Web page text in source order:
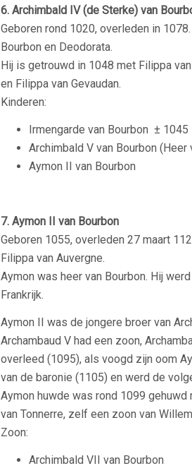
6. Archimbald IV (de Sterke) van
Geboren rond 1020, overleden in
Bourbon en Deodorata.
Hij is getrouwd in 1048 met Filippa
en Filippa van Gevaudan.
Kinderen:
Irmengarde van Bourbon ± 1045
Archimbald V van Bourbon (Heer
Aymon II van Bourbon
7. Aymon II van Bourbon
Geboren 1055, overleden 27 maart
Filippa van Auvergne.
Aymon was heer van Bourbon. Hij
Frankrijk.
Aymon II was de jongere broer van
Archambaud V had een zoon,
overleed (1095), als voogd zijn oom
van de baronie (1105) en werd de
Aymon huwde was rond 1099
van Tonnerre, zelf een zoon van
Zoon:
Archimbald VII van Bourbon